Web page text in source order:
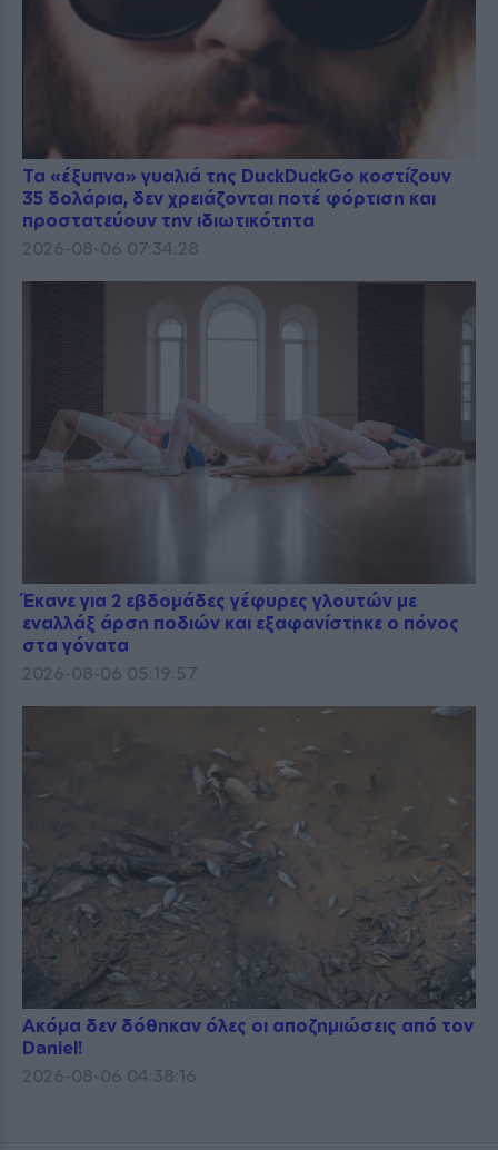
Τα «έξυπνα» γυαλιά της DuckDuckGo κοστίζουν
35 δολάρια, δεν χρειάζονται ποτέ φόρτιση και
προστατεύουν την ιδιωτικότητα
2026-08-06 07:34:28
Έκανε για 2 εβδομάδες γέφυρες γλουτών με
εναλλάξ άρση ποδιών και εξαφανίστηκε ο πόνος
στα γόνατα
2026-08-06 05:19:57
Ακόμα δεν δόθηκαν όλες οι αποζημιώσεις από τον
Daniel!
2026-08-06 04:38:16